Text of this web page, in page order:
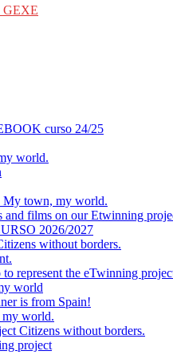
GEXE
curso 24/25
world.
My town, my world.
and films on our Etwinning
2026/2027
without borders.
represent the eTwinning
world
is from Spain!
my world.
Citizens without borders.
project